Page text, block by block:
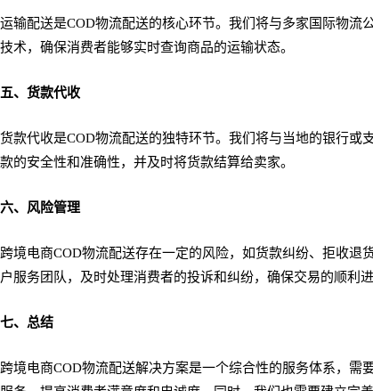
运输配送是COD物流配送的核心环节。我们将与多家国际物
技术，确保消费者能够实时查询商品的运输状态。
五、货款代收
货款代收是COD物流配送的独特环节。我们将与当地的银行
款的安全性和准确性，并及时将货款结算给卖家。
六、风险管理
跨境电商COD物流配送存在一定的风险，如货款纠纷、拒收
户服务团队，及时处理消费者的投诉和纠纷，确保交易的顺利进
七、总结
跨境电商COD物流配送解决方案是一个综合性的服务体系，